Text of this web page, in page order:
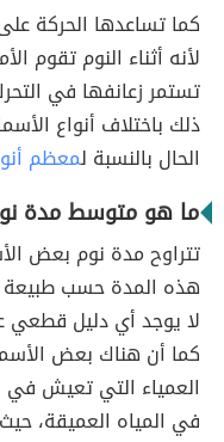
كما تساعدها الحركة
لأنه أثناء النوم تقوم
تستمر زعانفها في
ذلك باختلاف أنواع
الحال بالنسبة لمعظم
ما هو متوسط مدة
تتراوح مدة نوم بعض
هذه المدة حسب
لا يوجد أي دليل قطعي
كما أن هناك بعض
العمياء التي تعيش
في المياه العميقة،